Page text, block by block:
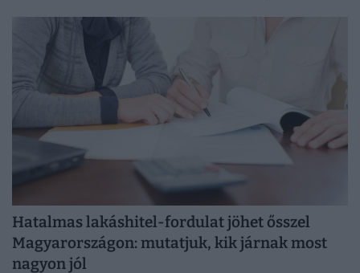
Hatalmas lakáshitel-fordulat jöhet ősszel
Magyarországon: mutatjuk, kik járnak most
nagyon jól